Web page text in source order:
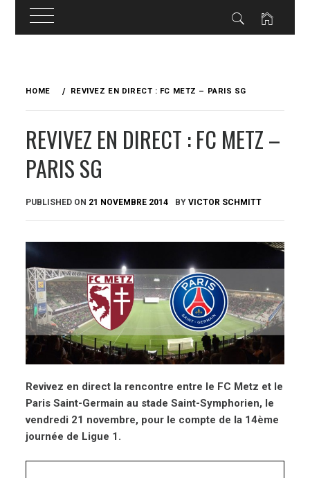
HOME REVIVEZ EN DIRECT : FC METZ – PARIS SG
REVIVEZ EN DIRECT : FC METZ –
PARIS SG
PUBLISHED ON 21 NOVEMBRE 2014 BYVICTOR SCHMITT
Revivez en direct la rencontre entre le FC Metz et le
Paris Saint-Germain au stade Saint-Symphorien, le
vendredi 21 novembre, pour le compte de la 14ème
journée de Ligue 1.